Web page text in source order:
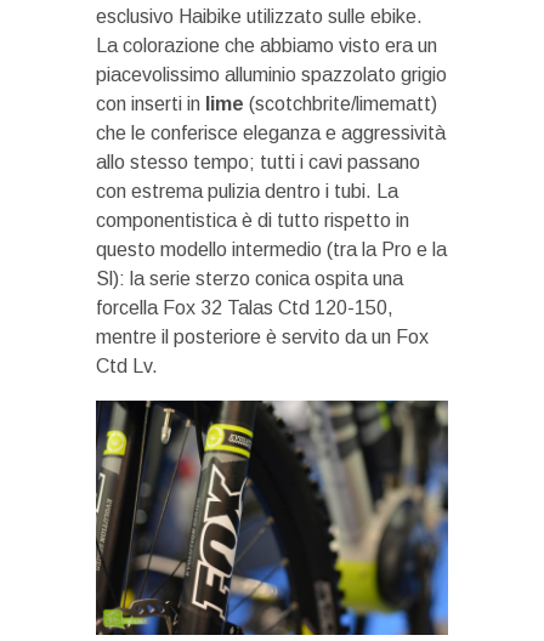
esclusivo Haibike utilizzato sulle ebike.
La colorazione che abbiamo visto era un
piacevolissimo alluminio spazzolato grigio
con inserti in lime (scotchbrite/limematt)
che le conferisce eleganza e aggressività
allo stesso tempo; tutti i cavi passano
con estrema pulizia dentro i tubi. La
componentistica è di tutto rispetto in
questo modello intermedio (tra la Pro e la
Sl): la serie sterzo conica ospita una
forcella Fox 32 Talas Ctd 120-150,
mentre il posteriore è servito da un Fox
Ctd Lv.